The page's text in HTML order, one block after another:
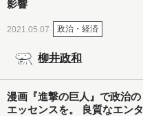
影響
2021.05.07 政治・経済
柳井政和
漫画『進撃の巨人』で政治の
エッセンスを。 良質なエンタ